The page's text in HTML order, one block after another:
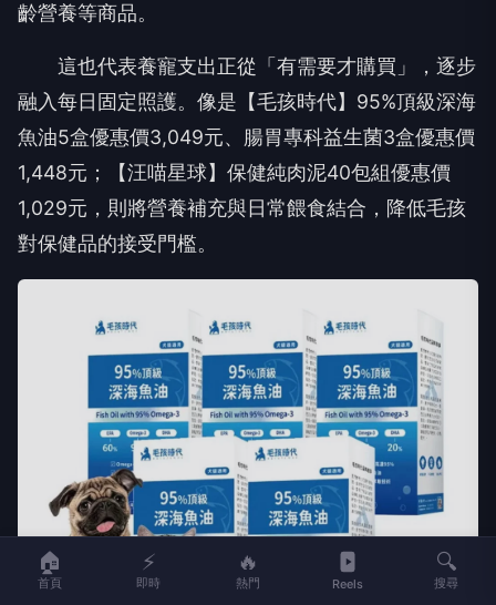
齡營養等商品。
這也代表養寵支出正從「有需要才購買」，逐步
融入每日固定照護。像是【毛孩時代】95%頂級深海
魚油5盒優惠價3,049元、腸胃專科益生菌3盒優惠價
1,448元；【汪喵星球】保健純肉泥40包組優惠價
1,029元，則將營養補充與日常餵食結合，降低毛孩
對保健品的接受門檻。
🏠
首頁
⚡
即時
🔥
熱門 Reels
🔍
搜尋